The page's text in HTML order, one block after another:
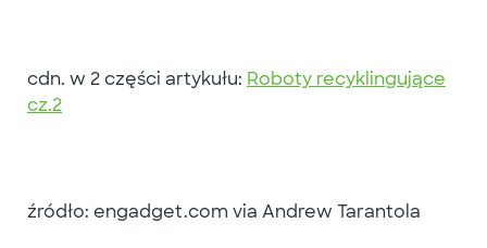
cdn. w 2 części artykułu: Roboty recyklingujące
cz.2
źródło: engadget.com via Andrew Tarantola